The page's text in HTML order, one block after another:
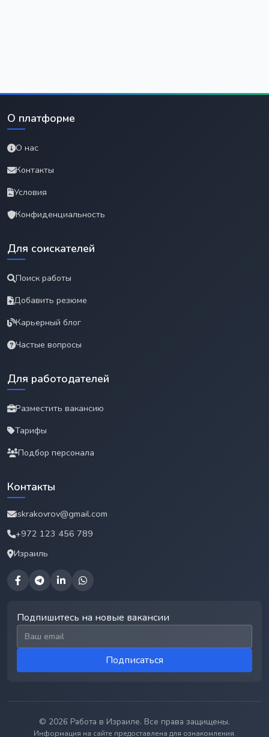
О платформе
О нас
Контакты
Условия
Конфиденциальность
Для соискателей
Поиск работы
Добавить резюме
Карьерный блог
Частые вопросы
Для работодателей
Разместить вакансию
Тарифы
Подбор персонала
Контакты
iskrakovrov@gmail.com
+972 123 456 789
Израиль
Подпишитесь на новые вакансии
Email для подписки
Подписаться
© 2026 Работа в Израиле. Все права защищены.
Информация на сайте предоставлена для ознакомления.